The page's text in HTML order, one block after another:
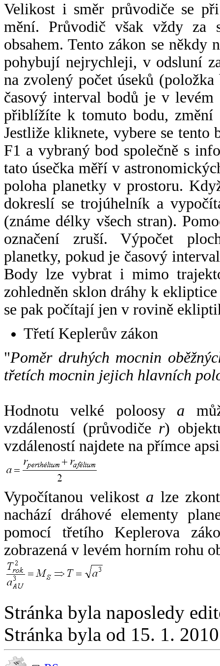
Velikost i směr průvodiče se
mění. Průvodič však vždy za
obsahem. Tento zákon se někdy
pohybují nejrychleji, v odsluní
na zvolený počet úseků
časový interval bodů je v
přiblížíte k tomuto bodu,
Jestliže kliknete, vybere se tento
F1 a vybraný bod společně s
tato úsečka měří v
poloha planetky v prostoru.
dokreslí se trojúhelník a
(známe délky všech stran).
označení zruší. Výpočet
planetky, pokud je časový
Body lze vybrat i mimo
zohledněn sklon dráhy k
se pak počítají jen v rovině
Třetí Keplerův zákon
"Poměr druhých mocnin
třetích mocnin jejich hlavních
Hodnotu velké poloosy a
vzdáleností (průvodiče r)
vzdáleností najdete na přímce
Vypočítanou velikost a lze
nachází dráhové elementy
pomocí třetího Keplerova
zobrazená v levém horním rohu
Stránka byla naposledy
Stránka byla od 15. 1.